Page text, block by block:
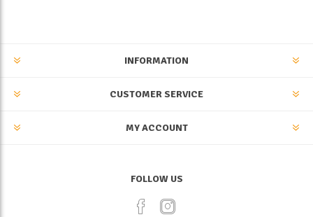
INFORMATION
CUSTOMER SERVICE
MY ACCOUNT
FOLLOW US